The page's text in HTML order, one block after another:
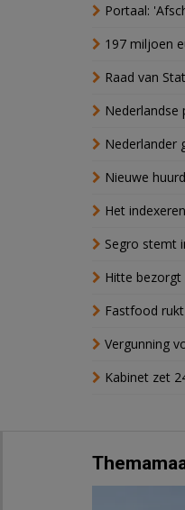
Portaal:
197 miljoen
Raad van
Nederlander
Nieuwe
Het
Segro stemt
Hitte
Fastfood
Vergunning
Kabinet zet